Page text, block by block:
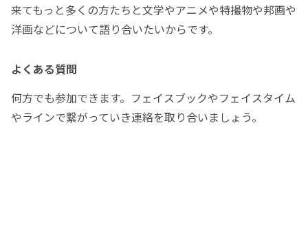
来てもっと多くの方たちと文学やアニメや特撮物や邦画や
洋画などについて語り合いたいからです。
よくある質問
何方でも参加できます。フェイスブックやフェイスタイム
やラインで繋がっていき連絡を取り合いましょう。